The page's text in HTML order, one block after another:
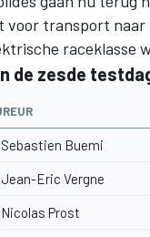
voor transport naar
raceklasse
de zesde
Sebastien Buemi
Jean-Eric Vergne
Nicolas Prost